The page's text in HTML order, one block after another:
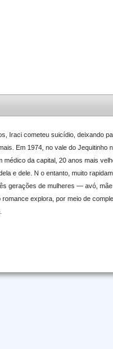
Iraci cometeu suicídio, deixando
Em 1974, no vale do Jequitinho
da capital, 20 anos mais
e dele. N o entanto, muito
gerações de mulheres — avó,
explora, por meio de